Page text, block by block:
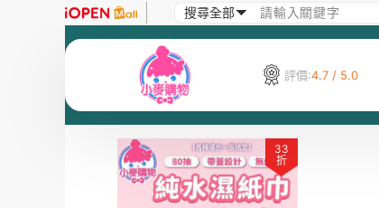
評價:4.7 / 5.0
小麥人氣TOP10💎
33
折